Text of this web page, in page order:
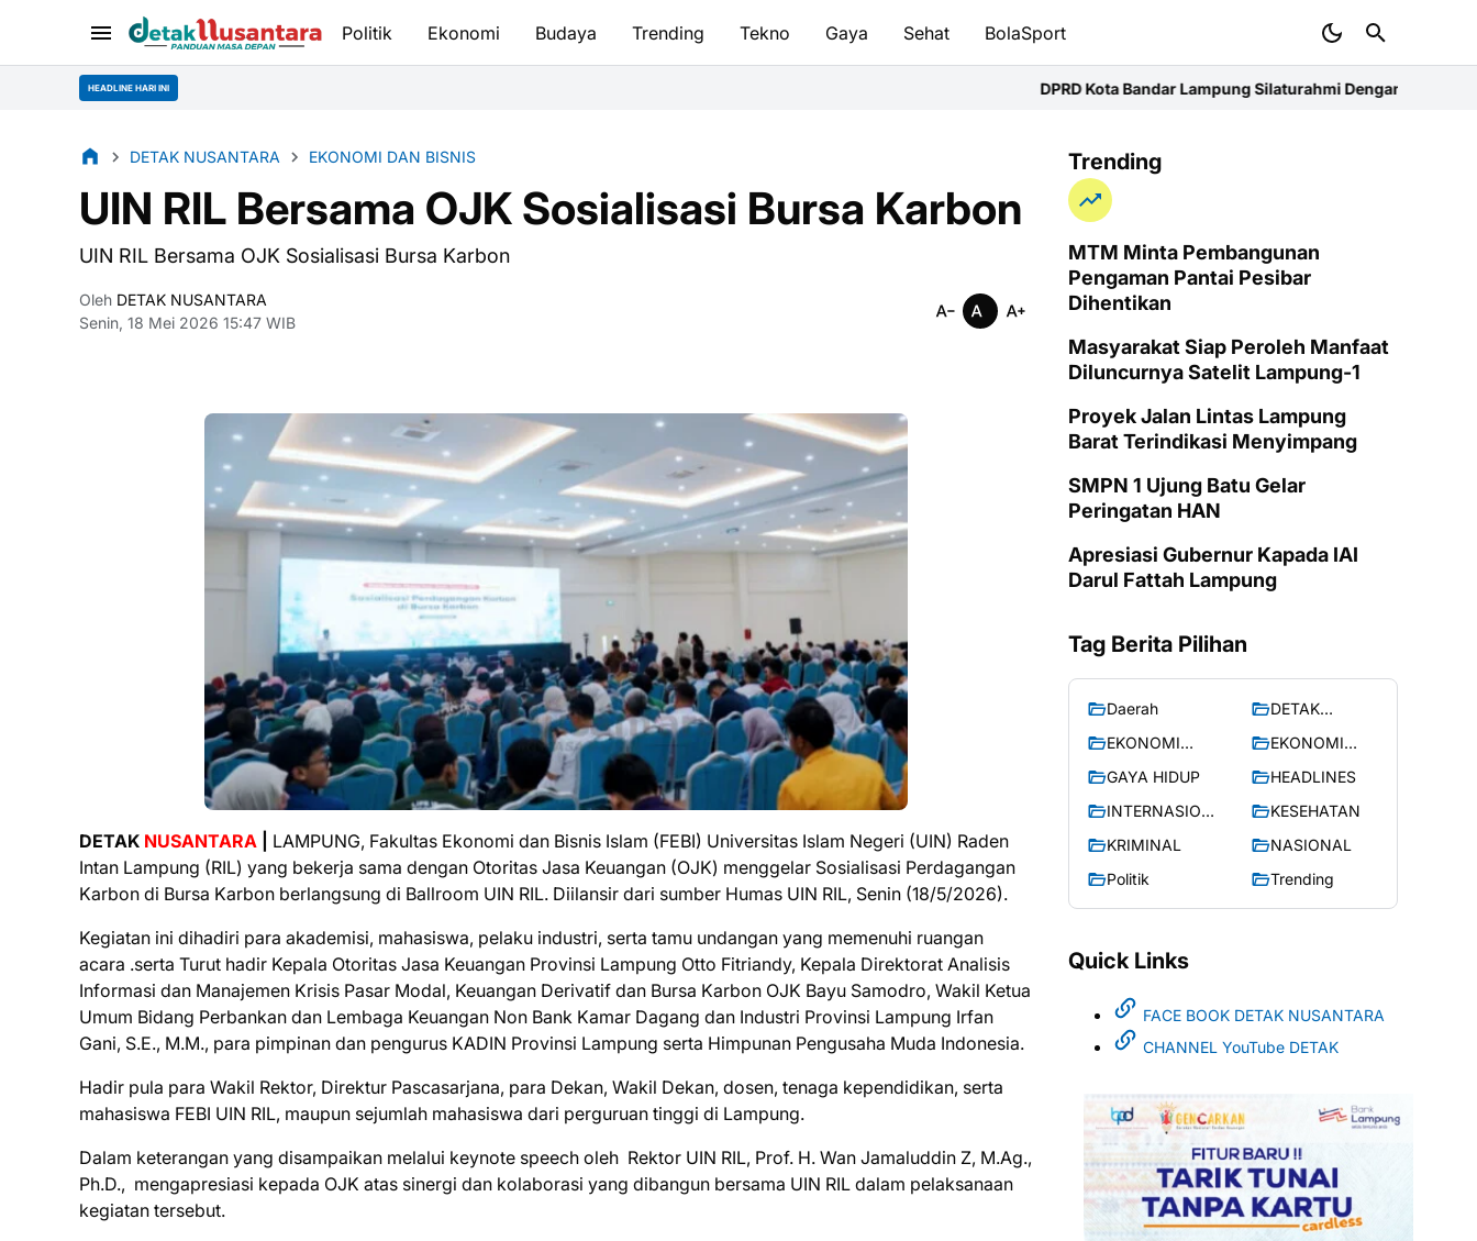
Politik Ekonomi Budaya Trending Tekno Gaya Sehat BolaSport
HEADLINE HARI INI DPRD Kota Bandar Lampung Silaturahmi Dengan Kapolresta DLH Rohul
DETAK NUSANTARA EKONOMI DAN BISNIS
UIN RIL Bersama OJK Sosialisasi Bursa Karbon
UIN RIL Bersama OJK Sosialisasi Bursa Karbon
Oleh DETAK NUSANTARA
Senin, 18 Mei 2026 15:47 WIB
DETAK NUSANTARA
LAMPUNG, Fakultas Ekonomi dan Bisnis Islam (FEBI) Universitas Islam Negeri (UIN) Raden
Intan Lampung (RIL) yang bekerja sama dengan Otoritas Jasa Keuangan (OJK) menggelar Sosialisasi Perdagangan
Karbon di Bursa Karbon berlangsung di Ballroom UIN RIL. Diilansir dari sumber Humas UIN RIL, Senin (18/5/2026).
Kegiatan ini dihadiri para akademisi, mahasiswa, pelaku industri, serta tamu undangan yang memenuhi ruangan
acara .serta Turut hadir Kepala Otoritas Jasa Keuangan Provinsi Lampung Otto Fitriandy, Kepala Direktorat Analisis
Informasi dan Manajemen Krisis Pasar Modal, Keuangan Derivatif dan Bursa Karbon OJK Bayu Samodro, Wakil Ketua
Umum Bidang Perbankan dan Lembaga Keuangan Non Bank Kamar Dagang dan Industri Provinsi Lampung Irfan
Gani, S.E., M.M., para pimpinan dan pengurus KADIN Provinsi Lampung serta Himpunan Pengusaha Muda Indonesia.
Hadir pula para Wakil Rektor, Direktur Pascasarjana, para Dekan, Wakil Dekan, dosen, tenaga kependidikan, serta
mahasiswa FEBI UIN RIL, maupun sejumlah mahasiswa dari perguruan tinggi di Lampung.
Dalam keterangan yang disampaikan melalui keynote speech oleh Rektor UIN RIL, Prof. H. Wan Jamaluddin Z, M.Ag.,
Ph.D., mengapresiasi kepada OJK atas sinergi dan kolaborasi yang dibangun bersama UIN RIL dalam pelaksanaan
kegiatan tersebut.
Trending
MTM Minta Pembangunan
Pengaman Pantai Pesibar
Dihentikan
Masyarakat Siap Peroleh Manfaat
Diluncurnya Satelit Lampung-1
Proyek Jalan Lintas Lampung
Barat Terindikasi Menyimpang
SMPN 1 Ujung Batu Gelar
Peringatan HAN
Apresiasi Gubernur Kapada IAI
Darul Fattah Lampung
Tag Berita Pilihan
Daerah
DETAK
EKONOMI
EKONOMI
GAYA HIDUP
HEADLINES
INTERNASION
KESEHATAN
KRIMINAL
NASIONAL
Politik
Trending
Quick Links
FACE BOOK DETAK NUSANTARA
CHANNEL YouTube DETAK